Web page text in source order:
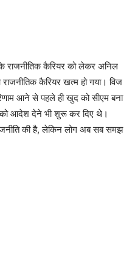
राजनीतिक कैरियर को लेकर अनिल
कैरियर खत्म हो गया। विज
आने से पहले ही खुद को सीएम बना
को आदेश देने भी शुरू कर दिए थे।
की है, लेकिन लोग अब सब समझ